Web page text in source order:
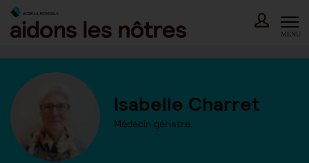
Skip
content
MENU
Isabelle Charret
Médecin gériatre